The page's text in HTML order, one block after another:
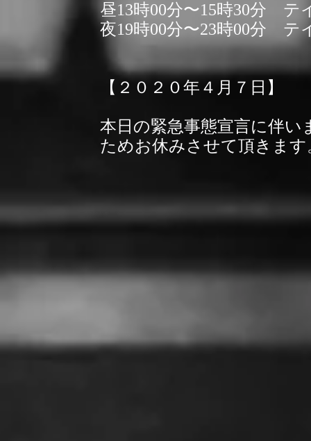
昼13時00分〜15時30分 テ
夜19時00分〜23時00分 テ
【２０２０年４月７日】
本日の緊急事態宣言に伴い
ためお休みさせて頂きます